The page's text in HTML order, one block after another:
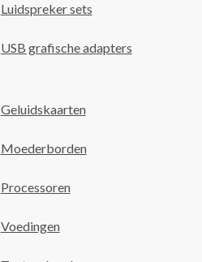
Luidspreker sets
USB grafische adapters
Geluidskaarten
Moederborden
Processoren
Voedingen